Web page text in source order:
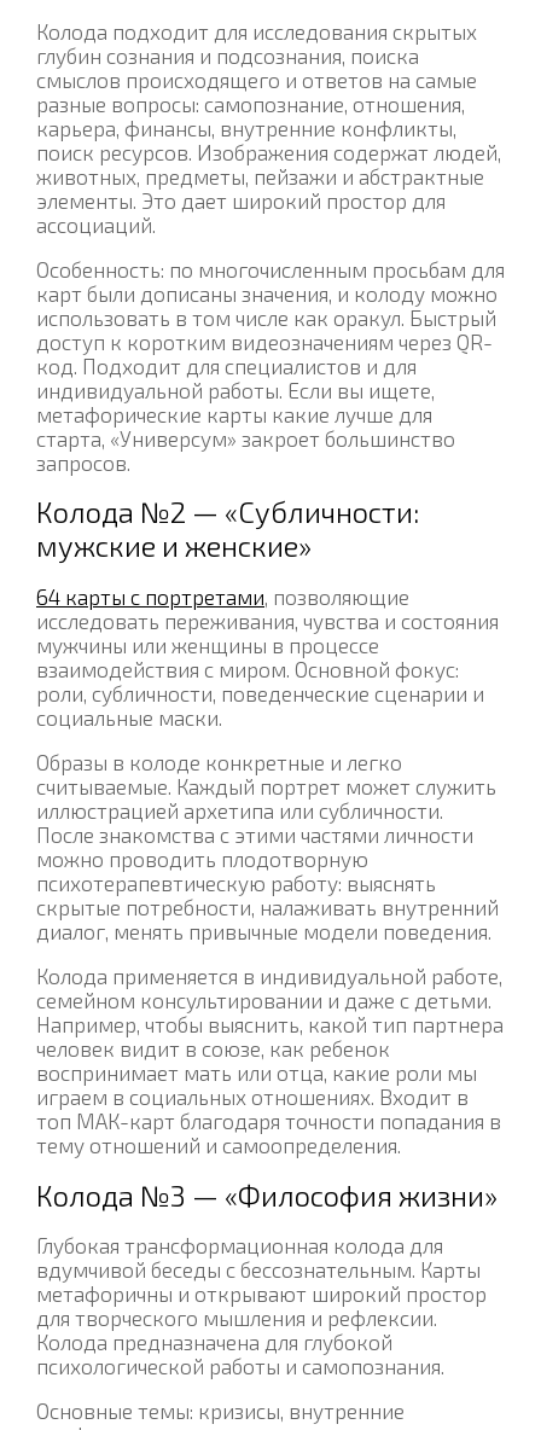
Колода подходит для исследования скрытых
глубин сознания и подсознания, поиска
смыслов происходящего и ответов на самые
разные вопросы: самопознание, отношения,
карьера, финансы, внутренние конфликты,
поиск ресурсов. Изображения содержат людей,
животных, предметы, пейзажи и абстрактные
элементы. Это дает широкий простор для
ассоциаций.
Особенность: по многочисленным просьбам для
карт были дописаны значения, и колоду можно
использовать в том числе как оракул. Быстрый
доступ к коротким видеозначениям через QR-
код. Подходит для специалистов и для
индивидуальной работы. Если вы ищете,
метафорические карты какие лучше для
старта, «Универсум» закроет большинство
запросов.
Колода №2 — «Субличности:
мужские и женские»
64 карты с портретами , позволяющие
исследовать переживания, чувства и состояния
мужчины или женщины в процессе
взаимодействия с миром. Основной фокус:
роли, субличности, поведенческие сценарии и
социальные маски.
Образы в колоде конкретные и легко
считываемые. Каждый портрет может служить
иллюстрацией архетипа или субличности.
После знакомства с этими частями личности
можно проводить плодотворную
психотерапевтическую работу: выяснять
скрытые потребности, налаживать внутренний
диалог, менять привычные модели поведения.
Колода применяется в индивидуальной работе,
семейном консультировании и даже с детьми.
Например, чтобы выяснить, какой тип партнера
человек видит в союзе, как ребенок
воспринимает мать или отца, какие роли мы
играем в социальных отношениях. Входит в
топ МАК-карт благодаря точности попадания в
тему отношений и самоопределения.
Колода №3 — «Философия жизни»
Глубокая трансформационная колода для
вдумчивой беседы с бессознательным. Карты
метафоричны и открывают широкий простор
для творческого мышления и рефлексии.
Колода предназначена для глубокой
психологической работы и самопознания.
Основные темы: кризисы, внутренние